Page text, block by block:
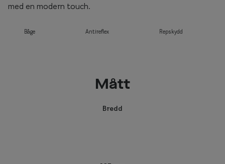
med en modern touch.
Båge Antireflex Repskydd
Mått
Bredd